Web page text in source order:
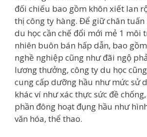
đối chiếu bao gồm khôn xiết lan
thị công ty hàng. Để giữ chân
du học cần chế đổi mới mẻ 1 môi
nhiên buôn bán hấp dẫn, bao
nghề nghiệp cũng như đãi ngộ
lương thưởng, công ty du học
cung cấp dưỡng hầu như mức sử
khác ví như xác thực sức đề
phần đông hoạt đụng hầu như
văn hóa, thể thao.